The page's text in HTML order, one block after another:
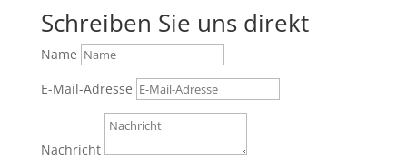
Schreiben Sie uns direkt
Name
E-Mail-Adresse
Nachricht